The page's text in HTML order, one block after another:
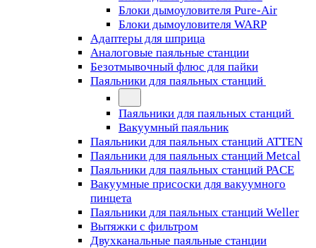
Блоки дымоуловителя Pure-Air
Блоки дымоуловителя WARP
Адаптеры для шприца
Аналоговые паяльные станции
Безотмывочный флюс для пайки
Паяльники для паяльных станций
Паяльники для паяльных станций
Вакуумный паяльник
Паяльники для паяльных станций ATTEN
Паяльники для паяльных станций Metcal
Паяльники для паяльных станций PACE
Вакуумные присоски для вакуумного
пинцета
Паяльники для паяльных станций Weller
Вытяжки с фильтром
Двухканальные паяльные станции